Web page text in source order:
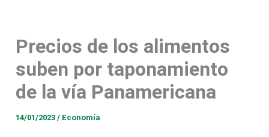
Precios de los alimentos
suben por taponamiento
de la vía Panamericana
14/01/2023/ Economía